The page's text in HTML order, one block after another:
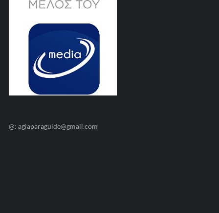
@: agiaparaguide@gmail.com